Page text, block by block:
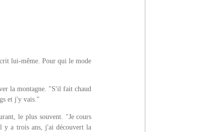
lui-même. Pour qui le mode
la montagne. "S'il fait chaud
et j'y vais."
le plus souvent. "Je cours
y a trois ans, j'ai découvert la